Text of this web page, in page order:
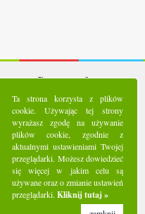
Statystyki:
wizyty: 5285756
30 dni: 91424
tygodnia:
25628
Użytkownicy online: 6
nas na Facebooku
Pierścień - 2016.
wykonanie - Freeline.
Ta strona korzysta z plików
cookie. Używając tej strony
wyrażasz zgodę na używanie
plików cookie, zgodnie z
aktualnymi ustawieniami Twojej
przeglądarki. Możesz dowiedzieć
się więcej w jakim celu są
używane oraz o zmianie ustawień
przeglądarki. Kliknij tutaj »